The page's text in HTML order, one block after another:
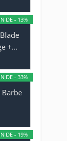
DE - 13%
+...
DE - 33%
Barbe
DE - 19%